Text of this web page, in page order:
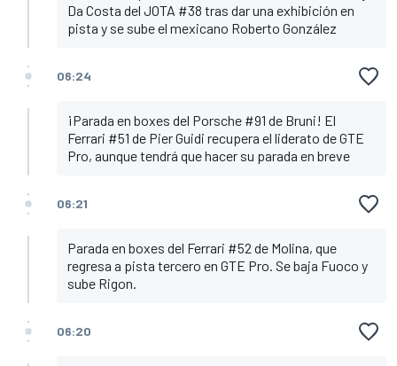
Da Costa del JOTA #38 tras dar una exhibición en
pista y se sube el mexicano Roberto González
06:24
¡Parada en boxes del Porsche #91 de Bruni! El
Ferrari #51 de Pier Guidi recupera el liderato de GTE
Pro, aunque tendrá que hacer su parada en breve
06:21
Parada en boxes del Ferrari #52 de Molina, que
regresa a pista tercero en GTE Pro. Se baja Fuoco y
sube Rigon.
06:20